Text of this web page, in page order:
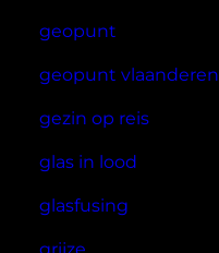
geopunt
geopunt vlaanderen
gezin op reis
glas in lood
glasfusing